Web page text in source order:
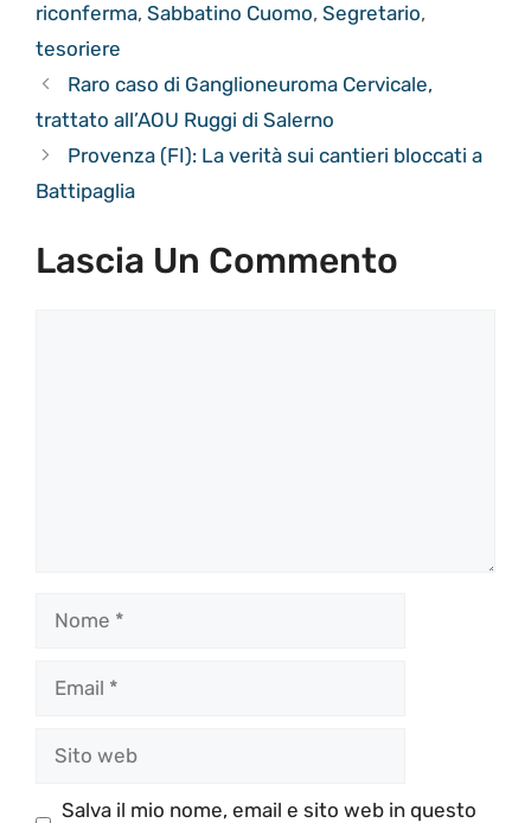
riconferma, Sabbatino Cuomo, Segretario,
tesoriere
Raro caso di Ganglioneuroma Cervicale,
trattato all’AOU Ruggi di Salerno
Provenza (FI): La verità sui cantieri bloccati a
Battipaglia
Lascia Un Commento
web
Salva il mio nome, email e sito web in questo